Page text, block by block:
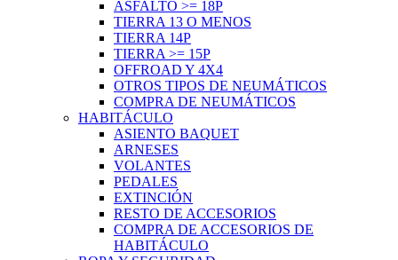
ASFALTO >= 18P
TIERRA 13 O MENOS
TIERRA 14P
TIERRA >= 15P
OFFROAD Y 4X4
OTROS TIPOS DE NEUMÁTICOS
COMPRA DE NEUMÁTICOS
HABITÁCULO
ASIENTO BAQUET
ARNESES
VOLANTES
PEDALES
EXTINCIÓN
RESTO DE ACCESORIOS
COMPRA DE ACCESORIOS DE
HABITÁCULO